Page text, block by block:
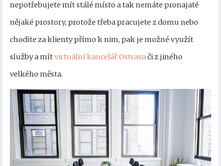
nepotřebujete mít stálé místo a tak nemáte pronajaté
nějaké prostory, protože třeba pracujete z domu nebo
chodíte za klienty přímo k nim, pak je možné využít
služby a mítvirtuální kancelář Ostravači z jiného
velkého města.